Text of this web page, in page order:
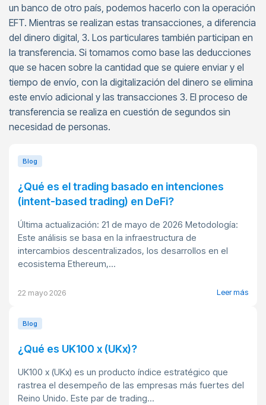
un banco de otro país, podemos hacerlo con la operación
EFT. Mientras se realizan estas transacciones, a diferencia
del dinero digital, 3. Los particulares también participan en
la transferencia. Si tomamos como base las deducciones
que se hacen sobre la cantidad que se quiere enviar y el
tiempo de envío, con la digitalización del dinero se elimina
este envío adicional y las transacciones 3. El proceso de
transferencia se realiza en cuestión de segundos sin
necesidad de personas.
Blog
¿Qué es el trading basado en intenciones
(intent-based trading) en DeFi?
Última actualización: 21 de mayo de 2026 Metodología:
Este análisis se basa en la infraestructura de
intercambios descentralizados, los desarrollos en el
ecosistema Ethereum,...
22 mayo 2026 Leer más
Blog
¿Qué es UK100 x (UKx)?
UK100 x (UKx) es un producto índice estratégico que
rastrea el desempeño de las empresas más fuertes del
Reino Unido. Este par de trading...